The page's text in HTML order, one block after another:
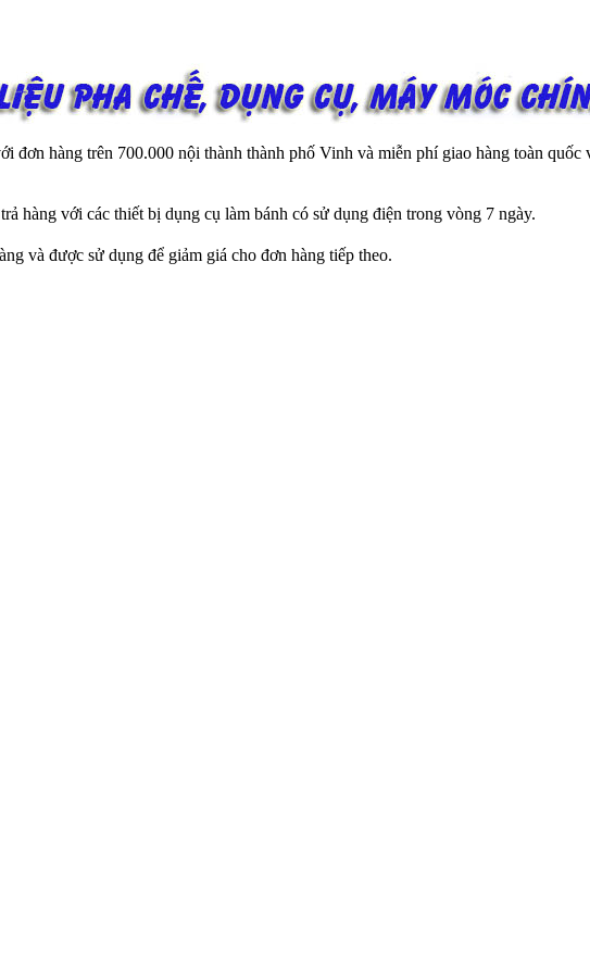
đơn hàng trên 700.000 nội thành thành phố Vinh và miễn phí giao hàng toàn
hàng với các thiết bị dụng cụ làm bánh có sử dụng điện trong vòng 7 ngày.
và được sử dụng để giảm giá cho đơn hàng tiếp theo.